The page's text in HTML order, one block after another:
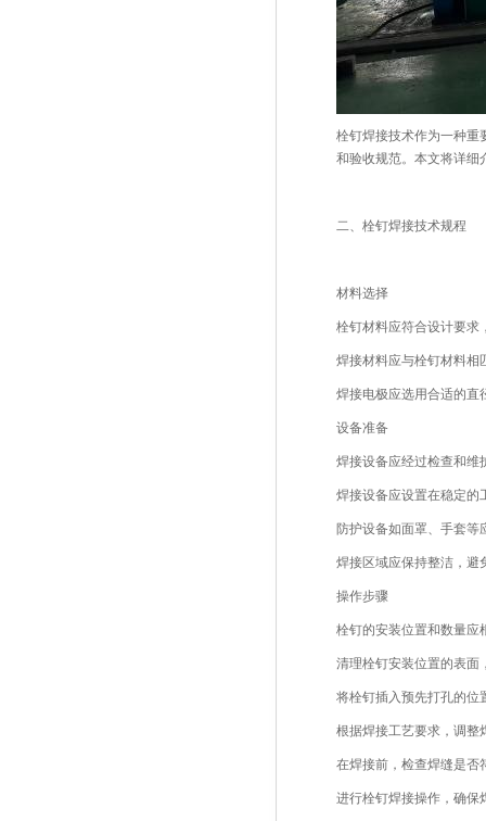
栓钉焊接技术作为一种重
和验收规范。本文将详细
二、栓钉焊接技术规程
材料选择
栓钉材料应符合设计要求
焊接材料应与栓钉材料相
焊接电极应选用合适的直
设备准备
焊接设备应经过检查和维
焊接设备应设置在稳定的
防护设备如面罩、手套
焊接区域应保持整洁，避
操作步骤
栓钉的安装位置和数量应
清理栓钉安装位置的表面
将栓钉插入预先打孔的位
根据焊接工艺要求，调整
在焊接前，检查焊缝是否
进行栓钉焊接操作，确保